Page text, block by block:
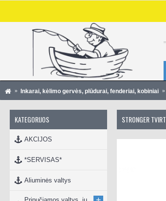
Inkarai, kėlimo gervės, plūdurai, fenderiai, kobiniai
KATEGORIJOS
AKCIJOS
*SERVISAS*
Aliuminės valtys
STRONGER